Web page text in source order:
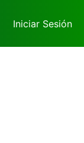
Iniciar Sesión